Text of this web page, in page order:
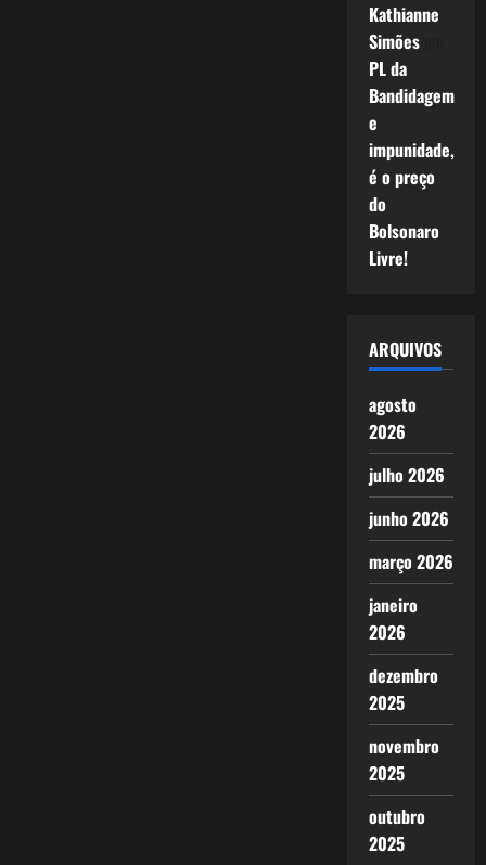
Kathianne
Simõesem
PL da
Bandidagem
e
impunidade,
é o preço
do
Bolsonaro
Livre!
ARQUIVOS
agosto
2026
julho 2026
junho 2026
março 2026
janeiro
2026
dezembro
2025
novembro
2025
outubro
2025